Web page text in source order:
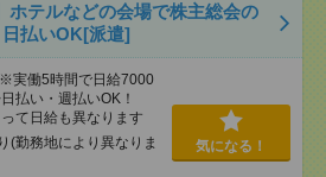
ホテルなどの会場で株主総会の
払いOK[派遣]
実働5時間で日給7000
払い・週払いOK！
て日給も異なります
(勤務地により異なりま
気になる！